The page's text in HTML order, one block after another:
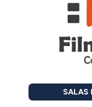
SALAS